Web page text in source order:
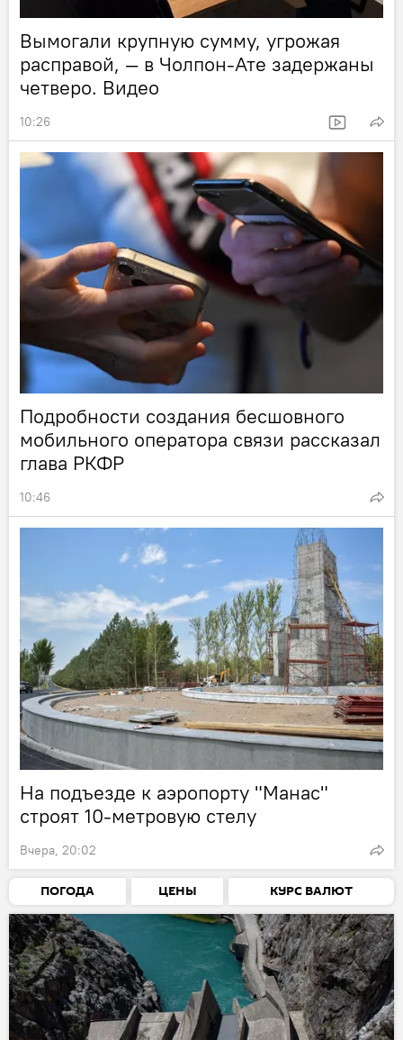
Вымогали крупную сумму, угрожая
расправой, — в Чолпон-Ате задержаны
четверо. Видео
10:26
Подробности создания бесшовного
мобильного оператора связи рассказал
глава РКФР
10:46
На подъезде к аэропорту "Манас"
строят 10-метровую стелу
Вчера, 20:02
ПОГОДА ЦЕНЫ КУРС ВАЛЮТ